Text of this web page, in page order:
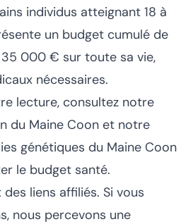
individus atteignant 18 à
un budget cumulé de
000 € sur toute sa vie,
nécessaires.
lecture, consultez notre
du Maine Coon et notre
génétiques du Maine Coon
le budget santé.
liens affiliés. Si vous
nous percevons une